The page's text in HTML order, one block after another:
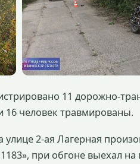
11 дорожно-
16 человек травмированы.
улице 2-ая Лагерная
при обгоне выехал на